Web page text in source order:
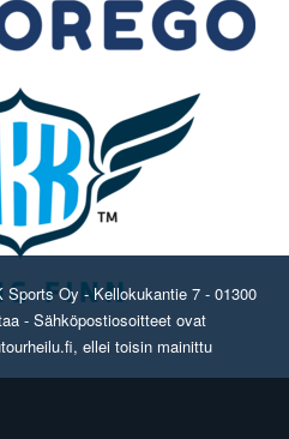
Sports Oy - Kellokukantie 7 - 01300
- Sähköpostiosoitteet ovat
ellei toisin mainittu